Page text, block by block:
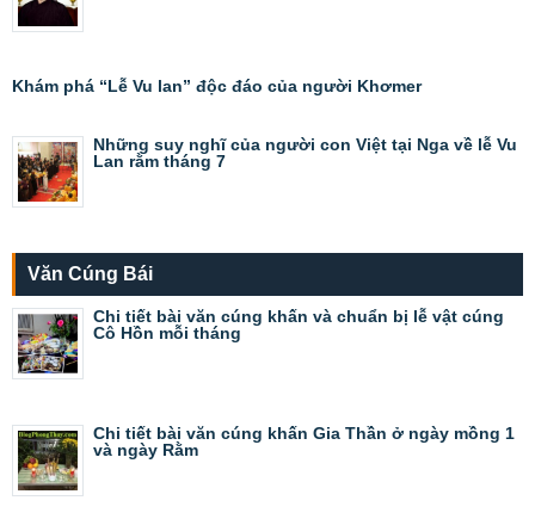
Khám phá “Lễ Vu lan” độc đáo của người Khơmer
Những suy nghĩ của người con Việt tại Nga về lễ Vu
Lan rằm tháng 7
Văn Cúng Bái
Chi tiết bài văn cúng khấn và chuẩn bị lễ vật cúng
Cô Hồn mỗi tháng
Chi tiết bài văn cúng khấn Gia Thần ở ngày mồng 1
và ngày Rằm